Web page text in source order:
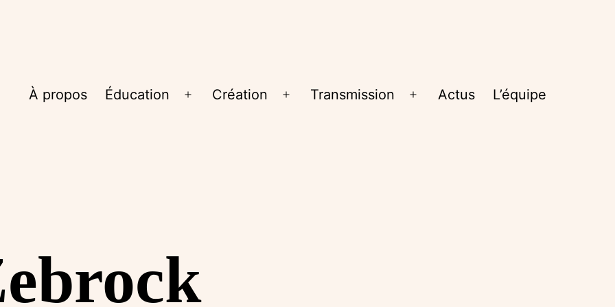
À propos Éducation
Ouvrir
Création
Ouvrir
Transmission
Ouvrir
Actus L’équipe